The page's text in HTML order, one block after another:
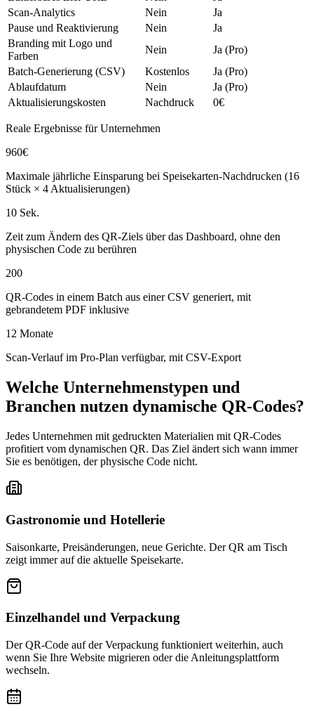
Scan-Analytics
Nein
Ja
Pause und Reaktivierung
Nein
Ja
Branding mit Logo und
Farben
Nein
Ja (Pro)
Batch-Generierung (CSV)
Kostenlos
Ja (Pro)
Ablaufdatum
Nein
Ja (Pro)
Aktualisierungskosten
Nachdruck 0€
Reale Ergebnisse für Unternehmen
960€
Maximale jährliche Einsparung bei Speisekarten-Nachdrucken (16
Stück × 4 Aktualisierungen)
10 Sek.
Zeit zum Ändern des QR-Ziels über das Dashboard, ohne den
physischen Code zu berühren
200
QR-Codes in einem Batch aus einer CSV generiert, mit
gebrandetem PDF inklusive
12 Monate
Scan-Verlauf im Pro-Plan verfügbar, mit CSV-Export
Welche Unternehmenstypen und
Branchen nutzen dynamische QR-Codes?
Jedes Unternehmen mit gedruckten Materialien mit QR-Codes
profitiert vom dynamischen QR. Das Ziel ändert sich wann immer
Sie es benötigen, der physische Code nicht.
Gastronomie und Hotellerie
Saisonkarte, Preisänderungen, neue Gerichte. Der QR am Tisch
zeigt immer auf die aktuelle Speisekarte.
Einzelhandel und Verpackung
Der QR-Code auf der Verpackung funktioniert weiterhin, auch
wenn Sie Ihre Website migrieren oder die Anleitungsplattform
wechseln.